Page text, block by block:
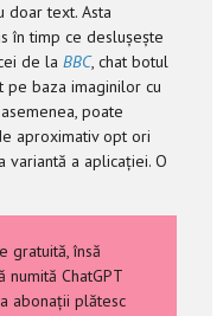
doar text. Asta
în timp ce deslușește
de la BBC, chat botul
baza imaginilor cu
poate
aproximativ opt ori
variantă a aplicației. O
gratuită, însă
numită ChatGPT
abonații plătesc